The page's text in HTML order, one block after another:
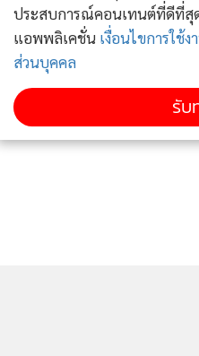
ประสบการณ์คอนเทนต์ที่ดีที่สุ
แอพพลิเคชั่น เงื่อนไขการใช้ง
ส่วนบุคคล
รับ